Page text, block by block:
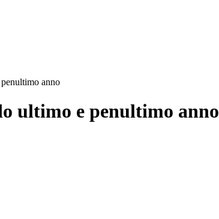
anno
ultimo e penultimo anno